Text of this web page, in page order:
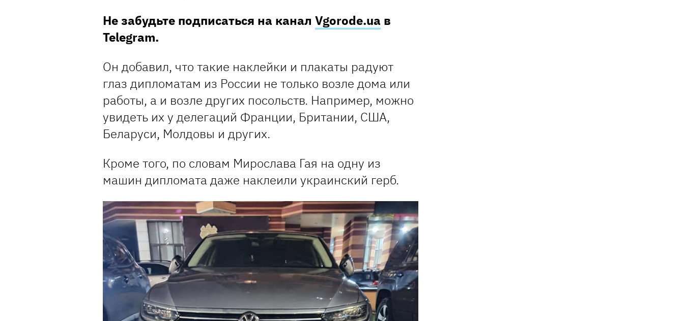
Не забудьте подписаться на канал Vgorode.ua в
Telegram.
Он добавил, что такие наклейки и плакаты радуют
глаз дипломатам из России не только возле дома или
работы, а и возле других посольств. Например, можно
увидеть их у делегаций Франции, Британии, США,
Беларуси, Молдовы и других.
Кроме того, по словам Мирослава Гая на одну из
машин дипломата даже наклеили украинский герб.